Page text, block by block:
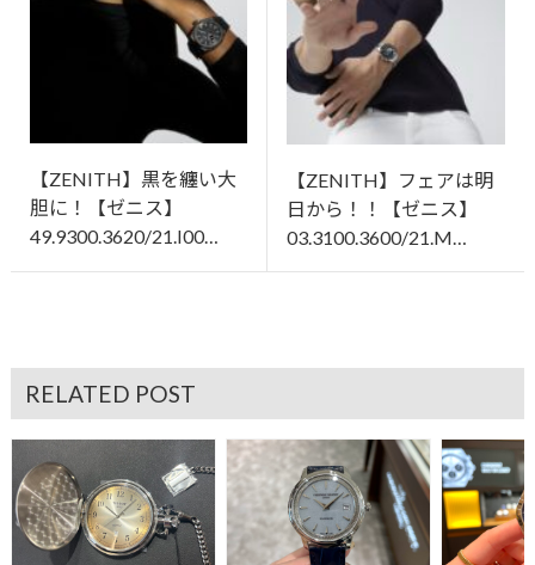
【ZENITH】黒を纏い大
胆に！【ゼニス】
49.9300.3620/21.I00…
【ZENITH】フェアは明
日から！！【ゼニス】
03.3100.3600/21.M…
RELATED POST